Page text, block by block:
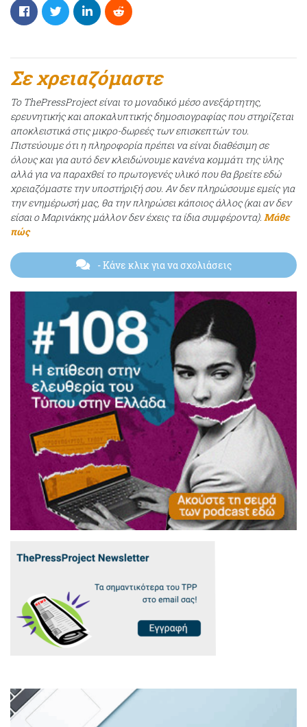
Σε χρειαζόμαστε
Το ThePressProject είναι το μοναδικό μέσο ανεξάρτητης,
ερευνητικής και αποκαλυπτικής δημοσιογραφίας που στηρίζεται
αποκλειστικά στις μικρο-δωρεές των επισκεπτών του.
Πιστεύουμε ότι η πληροφορία πρέπει να είναι διαθέσιμη σε
όλους και για αυτό δεν κλειδώνουμε κανένα κομμάτι της ύλης
αλλά για να παραχθεί το πρωτογενές υλικό που θα βρείτε εδώ
χρειαζόμαστε την υποστήριξή σου. Αν δεν πληρώσουμε εμείς για
την ενημέρωσή μας, θα την πληρώσει κάποιος άλλος (και αν δεν
είσαι ο Μαρινάκης μάλλον δεν έχεις τα ίδια συμφέροντα). Μάθε
πώς
- Κάνε κλικ για να σχολιάσεις